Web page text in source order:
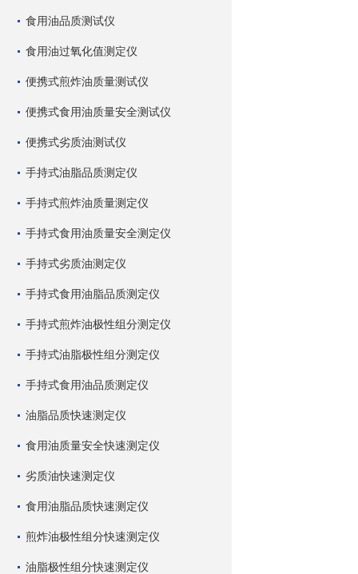
食用油品质测试仪
食用油过氧化值测定仪
便携式煎炸油质量测试仪
便携式食用油质量安全测试仪
便携式劣质油测试仪
手持式油脂品质测定仪
手持式煎炸油质量测定仪
手持式食用油质量安全测定仪
手持式劣质油测定仪
手持式食用油脂品质测定仪
手持式煎炸油极性组分测定仪
手持式油脂极性组分测定仪
手持式食用油品质测定仪
油脂品质快速测定仪
食用油质量安全快速测定仪
劣质油快速测定仪
食用油脂品质快速测定仪
煎炸油极性组分快速测定仪
油脂极性组分快速测定仪